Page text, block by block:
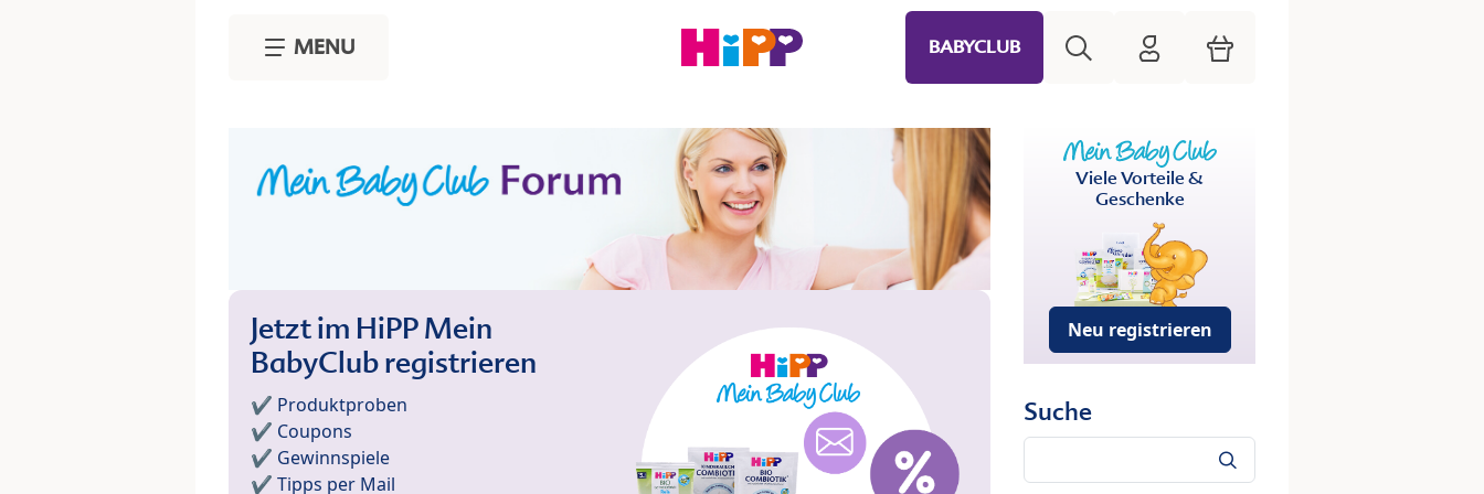
MENU BABYCLUB HiPP Mein Babyclub
Warenkorb
Jetzt im HiPP Mein
BabyClub registrieren
✔️ Produktproben
✔️ Coupons
✔️ Gewinnspiele
✔️ Tipps per Mail
Viele Vorteile &
Geschenke
Neu registrieren
Suche